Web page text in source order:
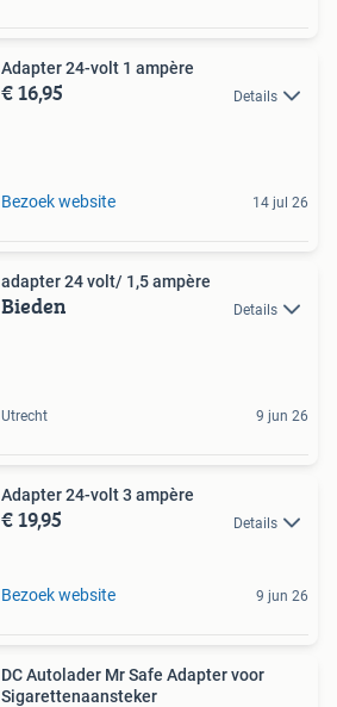
Adapter 24-volt 1 ampère
€ 16,95 Details
Bezoek website 14 jul 26
adapter 24 volt/ 1,5 ampère
Bieden Details
Utrecht 9 jun 26
Adapter 24-volt 3 ampère
€ 19,95 Details
Bezoek website 9 jun 26
DC Autolader Mr Safe Adapter voor
Sigarettenaansteker